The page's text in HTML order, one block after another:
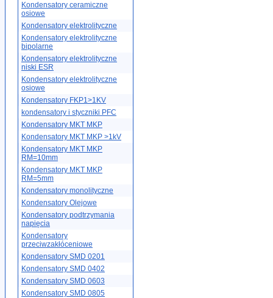
Kondensatory ceramiczne
osiowe
Kondensatory elektrolityczne
Kondensatory elektrolityczne
bipolarne
Kondensatory elektrolityczne
niski ESR
Kondensatory elektrolityczne
osiowe
Kondensatory FKP1>1KV
kondensatory i styczniki PFC
Kondensatory MKT MKP
Kondensatory MKT MKP >1kV
Kondensatory MKT MKP
RM=10mm
Kondensatory MKT MKP
RM=5mm
Kondensatory monolityczne
Kondensatory Olejowe
Kondensatory podtrzymania
napięcia
Kondensatory
przeciwzakłóceniowe
Kondensatory SMD 0201
Kondensatory SMD 0402
Kondensatory SMD 0603
Kondensatory SMD 0805